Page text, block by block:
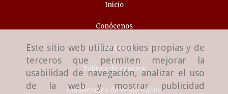
Este sitio web utiliza cookies propias y de
terceros que permiten mejorar la
usabilidad de navegación, analizar el uso
de la web y mostrar publicidad
Inicio
Conócenos
Aviso Legal
Política de cookies
Condiciones de venta online